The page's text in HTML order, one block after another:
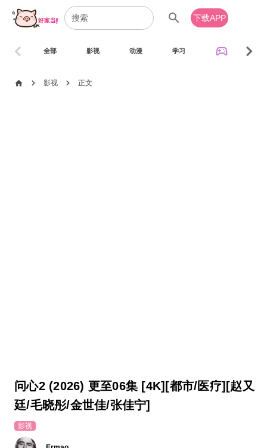
search 下载APP
全部 影视 动漫 学习 sports_esports
chevron_left chevron_right
home chevron_right 影视 chevron_right 正文
问心2 (2026) 更至06集 [4K][都市/医疗][赵又
廷/毛晓彤/金世佳/张佳宁]
影视